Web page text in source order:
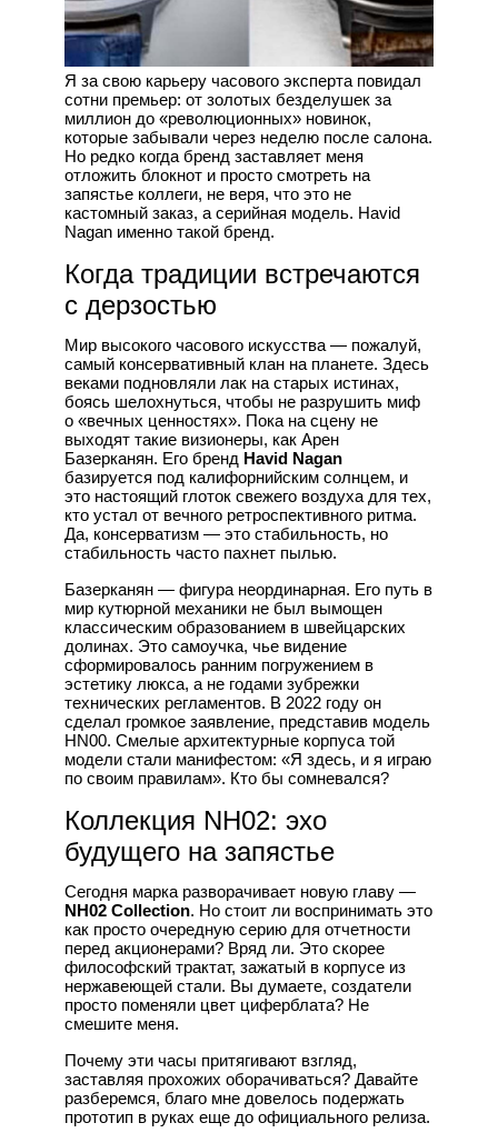
Я за свою карьеру часового эксперта повидал
сотни премьер: от золотых безделушек за
миллион до «революционных» новинок,
которые забывали через неделю после салона.
Но редко когда бренд заставляет меня
отложить блокнот и просто смотреть на
запястье коллеги, не веря, что это не
кастомный заказ, а серийная модель. Havid
Nagan именно такой бренд.
Когда традиции встречаются
с дерзостью
Мир высокого часового искусства — пожалуй,
самый консервативный клан на планете. Здесь
веками подновляли лак на старых истинах,
боясь шелохнуться, чтобы не разрушить миф
о «вечных ценностях». Пока на сцену не
выходят такие визионеры, как Арен
Базерканян. Его бренд Havid Nagan
базируется под калифорнийским солнцем, и
это настоящий глоток свежего воздуха для тех,
кто устал от вечного ретроспективного ритма.
Да, консерватизм — это стабильность, но
стабильность часто пахнет пылью.
Базерканян — фигура неординарная. Его путь в
мир кутюрной механики не был вымощен
классическим образованием в швейцарских
долинах. Это самоучка, чье видение
сформировалось ранним погружением в
эстетику люкса, а не годами зубрежки
технических регламентов. В 2022 году он
сделал громкое заявление, представив модель
HN00. Смелые архитектурные корпуса той
модели стали манифестом: «Я здесь, и я играю
по своим правилам». Кто бы сомневался?
Коллекция NH02: эхо
будущего на запястье
Сегодня марка разворачивает новую главу —
NH02 Collection. Но стоит ли воспринимать это
как просто очередную серию для отчетности
перед акционерами? Вряд ли. Это скорее
философский трактат, зажатый в корпусе из
нержавеющей стали. Вы думаете, создатели
просто поменяли цвет циферблата? Не
смешите меня.
Почему эти часы притягивают взгляд,
заставляя прохожих оборачиваться? Давайте
разберемся, благо мне довелось подержать
прототип в руках еще до официального релиза.